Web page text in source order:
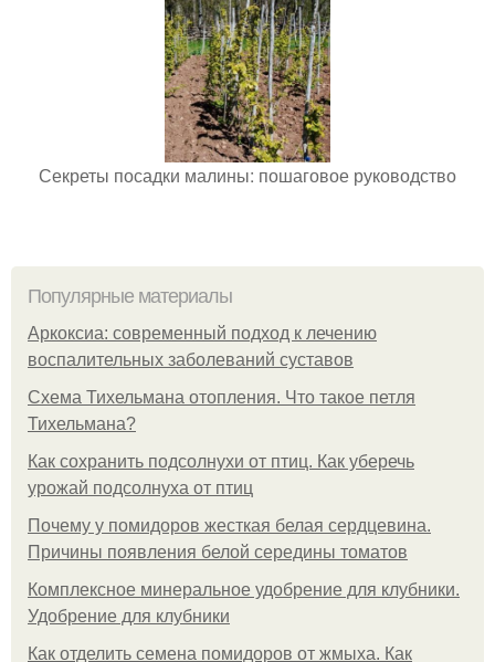
Секреты посадки малины: пошаговое руководство
Популярные материалы
Аркоксиа: современный подход к лечению
воспалительных заболеваний суставов
Схема Тихельмана отопления. Что такое петля
Тихельмана?
Как сохранить подсолнухи от птиц. Как уберечь
урожай подсолнуха от птиц
Почему у помидоров жесткая белая сердцевина.
Причины появления белой середины томатов
Комплексное минеральное удобрение для клубники.
Удобрение для клубники
Как отделить семена помидоров от жмыха. Как